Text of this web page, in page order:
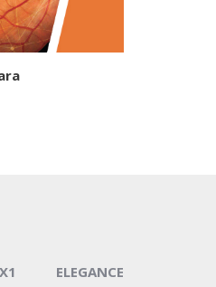
ELEGANCE